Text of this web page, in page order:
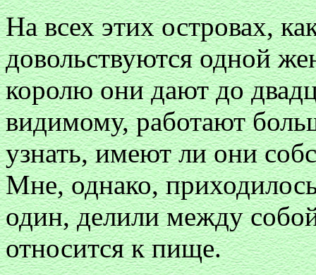
На всех этих островах,
довольствуются одной
королю они дают до
видимому, работают
узнать, имеют ли они
Мне, однако,
один, делили между
относится к пище.